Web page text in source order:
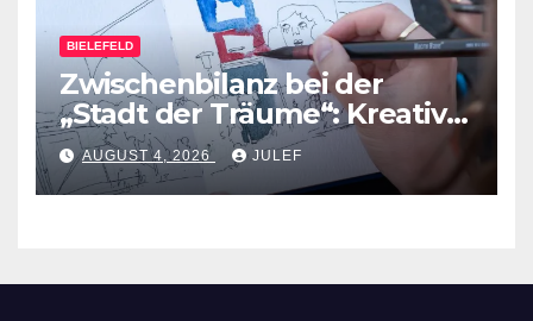
BIELEFELD
Zwischenbilanz bei der
„Stadt der Träume“: Kreative
Ideen nehmen Gestalt an
AUGUST 4, 2026 JULEF